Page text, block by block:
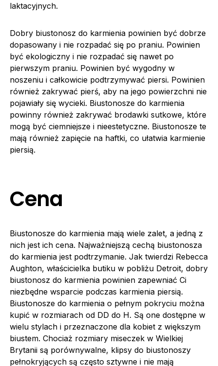
laktacyjnych.
Dobry biustonosz do karmienia powinien być dobrze
dopasowany i nie rozpadać się po praniu. Powinien
być ekologiczny i nie rozpadać się nawet po
pierwszym praniu. Powinien być wygodny w
noszeniu i całkowicie podtrzymywać piersi. Powinien
również zakrywać pierś, aby na jego powierzchni nie
pojawiały się wycieki. Biustonosze do karmienia
powinny również zakrywać brodawki sutkowe, które
mogą być ciemniejsze i nieestetyczne. Biustonosze te
mają również zapięcie na haftki, co ułatwia karmienie
piersią.
Cena
Biustonosze do karmienia mają wiele zalet, a jedną z
nich jest ich cena. Najważniejszą cechą biustonosza
do karmienia jest podtrzymanie. Jak twierdzi Rebecca
Aughton, właścicielka butiku w pobliżu Detroit, dobry
biustonosz do karmienia powinien zapewniać Ci
niezbędne wsparcie podczas karmienia piersią.
Biustonosze do karmienia o pełnym pokryciu można
kupić w rozmiarach od DD do H. Są one dostępne w
wielu stylach i przeznaczone dla kobiet z większym
biustem. Chociaż rozmiary miseczek w Wielkiej
Brytanii są porównywalne, klipsy do biustonoszy
pełnokryjących są często sztywne i nie mają